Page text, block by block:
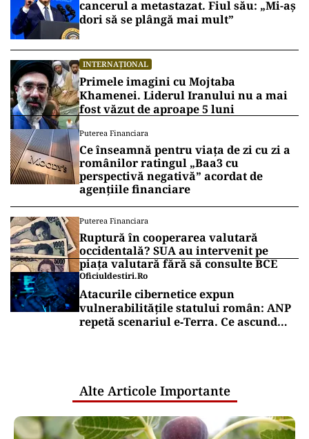
cancerul a metastazat. Fiul său: „Mi-aș
dori să se plângă mai mult”
INTERNAȚIONAL
Primele imagini cu Mojtaba
Khamenei. Liderul Iranului nu a mai
fost văzut de aproape 5 luni
Puterea Financiara
Ce înseamnă pentru viața de zi cu zi a
românilor ratingul „Baa3 cu
perspectivă negativă” acordat de
agențiile financiare
Puterea Financiara
Ruptură în cooperarea valutară
occidentală? SUA au intervenit pe
piața valutară fără să consulte BCE
Oficiuldestiri.ro
Atacurile cibernetice expun
vulnerabilitățile statului român: ANP
repetă scenariul e‑Terra. Ce ascund
Alte Articole Importante